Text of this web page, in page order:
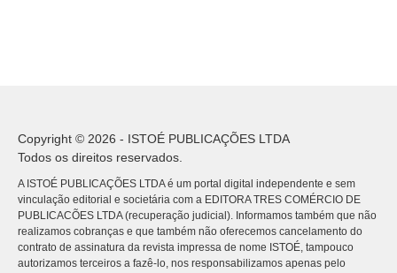
Copyright © 2026 - ISTOÉ PUBLICAÇÕES LTDA
Todos os direitos reservados.
A ISTOÉ PUBLICAÇÕES LTDA é um portal digital independente e sem
vinculação editorial e societária com a EDITORA TRES COMÉRCIO DE
PUBLICACÕES LTDA (recuperação judicial). Informamos também que não
realizamos cobranças e que também não oferecemos cancelamento do
contrato de assinatura da revista impressa de nome ISTOÉ, tampouco
autorizamos terceiros a fazê-lo, nos responsabilizamos apenas pelo